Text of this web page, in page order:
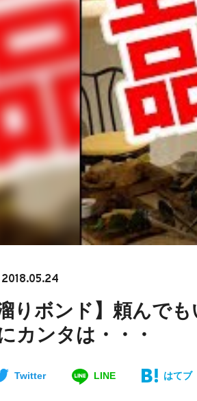
2018.05.24
溜りボンド】頼んで
カンタは・・・
Twitter LINE はてブ